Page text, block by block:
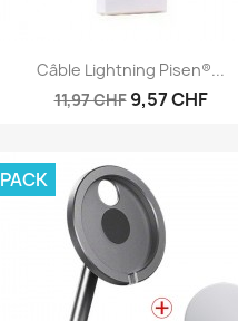
 Aperçu rapide
Câble Lightning Pisen®...
11,97 CHF 9,57 CHF
PACK